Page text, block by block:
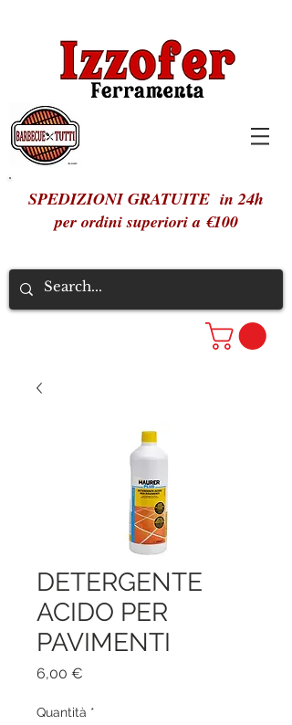
SPEDIZIONI GRATUITE in 24h
per ordini superiori a €100
DETERGENTE
ACIDO PER
PAVIMENTI
6,00 €
Quantità *